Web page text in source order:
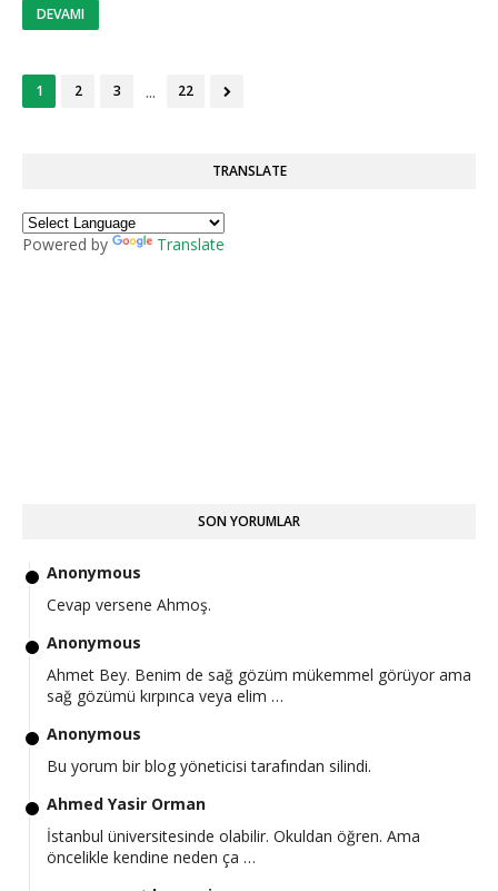
DEVAMI
1 2 3 ... 22
TRANSLATE
Powered by Translate
SON YORUMLAR
Anonymous
Cevap versene Ahmoş.
Anonymous
Ahmet Bey. Benim de sağ gözüm mükemmel görüyor ama
sağ gözümü kırpınca veya elim …
Anonymous
Bu yorum bir blog yöneticisi tarafından silindi.
Ahmed Yasir Orman
İstanbul üniversitesinde olabilir. Okuldan öğren. Ama
öncelikle kendine neden ça …